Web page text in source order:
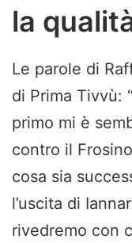
la
Le parole di
di Prima Tivvù:
primo mi è
contro il
cosa sia
l’uscita di
rivedremo con